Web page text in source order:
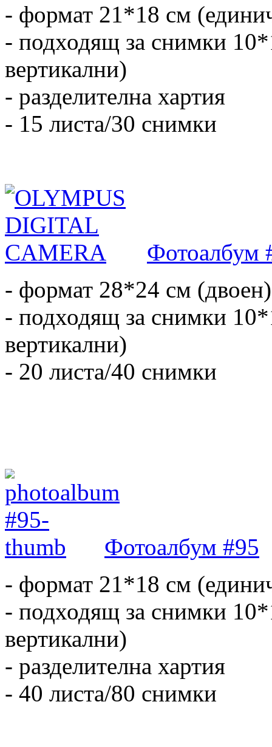
- формат 21*18 см
- подходящ за снимки
вертикални)
- разделителна хартия
- 15 листа/30 снимки
Фотоалбум
- формат 28*24 см (двоен)
- подходящ за снимки
вертикални)
- 20 листа/40 снимки
Фотоалбум #95
- формат 21*18 см
- подходящ за снимки
вертикални)
- разделителна хартия
- 40 листа/80 снимки